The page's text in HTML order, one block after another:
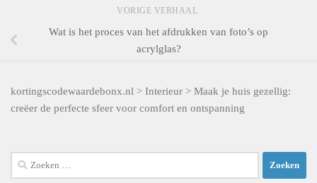
VORIGE VERHAAL
Wat is het proces van het afdrukken van foto’s op
acrylglas?
kortingscodewaardebonx.nl > Interieur > Maak je huis gezellig:
creëer de perfecte sfeer voor comfort en ontspanning
Zoeken
naar: